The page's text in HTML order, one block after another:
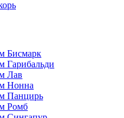
Бисмарк
Гарибальди
Лав
Нонна
Панцирь
Ромб